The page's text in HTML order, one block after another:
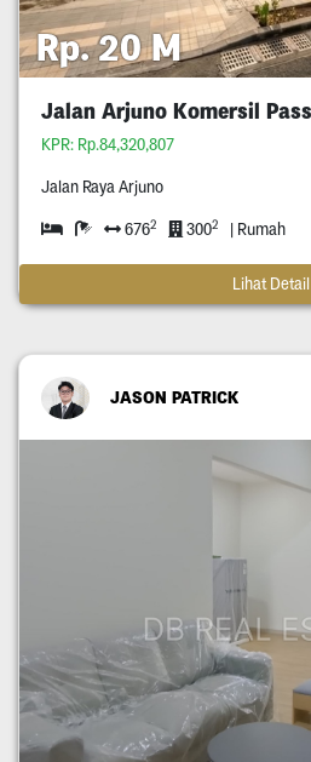
Rp. 20 M
KPR: Rp.84,320,807
Jalan Raya Arjuno
6762 3002 | Rumah
Lihat Detail
JASON PATRICK